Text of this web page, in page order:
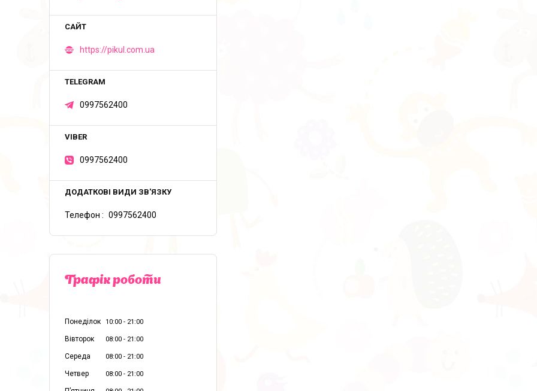
https://pikul.com.ua
0997562400
0997562400
Телефон 0997562400
Графік роботи
Понеділок 10:00 21:00
Вівторок 08:00 21:00
Середа 08:00 21:00
Четвер 08:00 21:00